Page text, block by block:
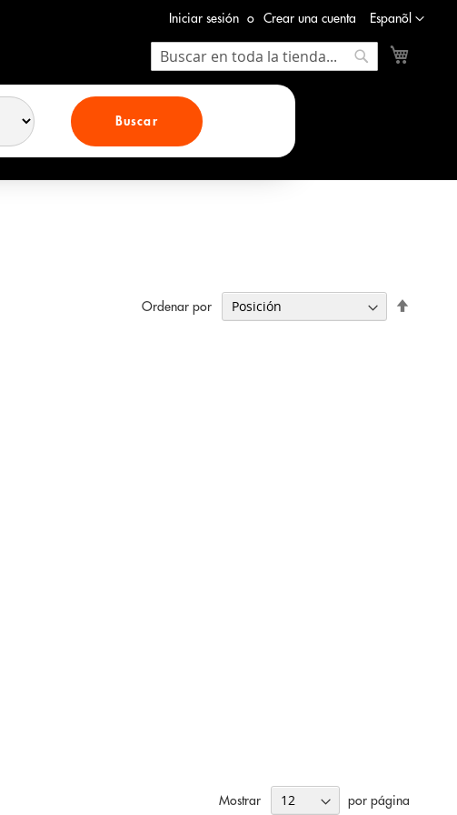
Lenguaje
Espanõl
Iniciar sesión Crear una cuenta
Search
Buscar
Ordenar por
Mostrar por página